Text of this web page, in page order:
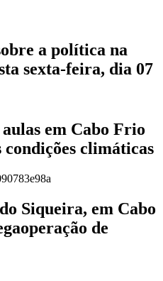
a política na
sexta-feira, dia 07
em Cabo Frio
condições climáticas
Siqueira, em Cabo
de